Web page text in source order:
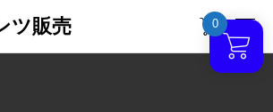
ツ販売 
0